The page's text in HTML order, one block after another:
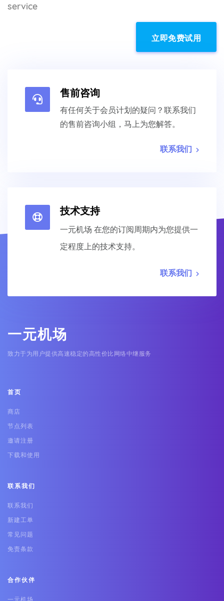
service
立即免费试用
售前咨询
有任何关于会员计划的疑问？联系我们
的售前咨询小组，马上为您解答。
联系我们
技术支持
一元机场 在您的订阅周期内为您提供一
定程度上的技术支持。
联系我们
一元机场
致力于为用户提供高速稳定的高性价比网络中继服务
首页
商店
节点列表
邀请注册
下载和使用
联系我们
联系我们
新建工单
常见问题
免责条款
合作伙伴
一元机场